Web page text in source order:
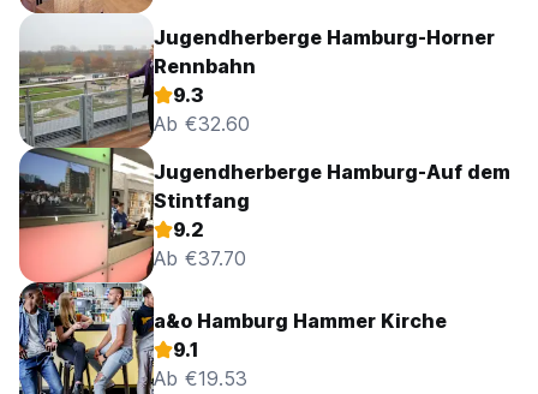
Jugendherberge Hamburg-Horner
Rennbahn
9.3
Ab €32.60
Jugendherberge Hamburg-Auf dem
Stintfang
9.2
Ab €37.70
a&o Hamburg Hammer Kirche
9.1
Ab €19.53